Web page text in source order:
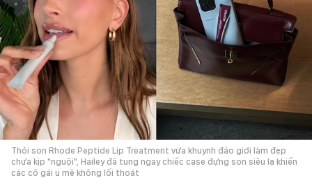
Thỏi son Rhode Peptide Lip Treatment vừa khuynh đảo giới làm đẹp
chưa kịp "nguội", Hailey đã tung ngay chiếc case đựng son siêu lạ khiến
các cô gái u mê không lối thoát